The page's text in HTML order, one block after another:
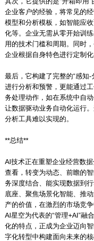
企业客户的经验，将常见的
模型和分析模板，如智能应
化等。企业无需从零开始训
用的技术门槛和周期。同时
企业根据自身特色进行定制化
最后，它构建了完整的“感知
进行分析和预警，更能通过
务处理动作，如在系统中自
让数据驱动业务自动化运行
分析工具难以实现的。
**总结**
AI技术正在重塑企业经营数
查看，转变为动态、前瞻的
务深度结合、能实现数据到
底座、聚焦场景化智能、推
产的价值，在激烈的市场竞
AI星空为代表的“管理+AI”融
化的特点，正成为企业迈向
字化转型中构建面向未来的核